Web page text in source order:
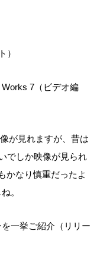
）
7（ビデオ編
が見れますが、昔は
でしか映像が見られ
かなり慎重だったよ
。
一挙ご紹介（リリー